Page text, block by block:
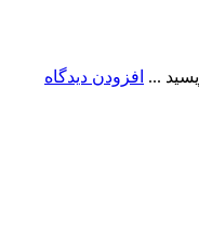
... افزودن دیدگاه